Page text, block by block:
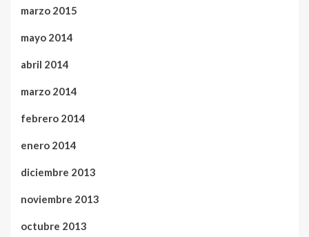
marzo 2015
mayo 2014
abril 2014
marzo 2014
febrero 2014
enero 2014
diciembre 2013
noviembre 2013
octubre 2013